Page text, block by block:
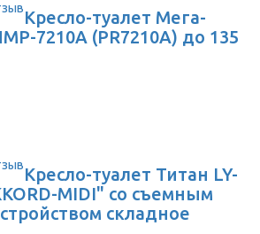
Кресло-туалет Мега-
7210A (PR7210A) до 135
Кресло-туалет Титан LY-
MIDI" со съемным
складное